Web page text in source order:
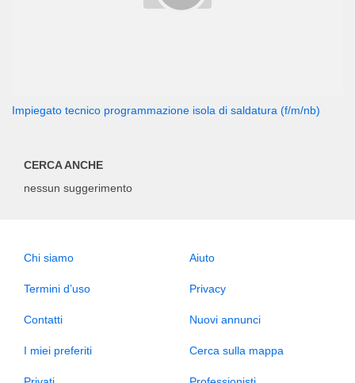
Impiegato tecnico programmazione isola di saldatura (f/m/nb)
CERCA ANCHE
nessun suggerimento
Chi siamo Aiuto
Termini d’uso Privacy
Contatti Nuovi annunci
I miei preferiti Cerca sulla mappa